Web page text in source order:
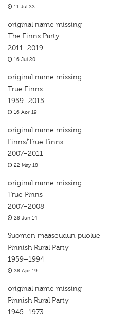
11 Jul 22
original name missing
The Finns Party
2011–2019
16 Jul 20
original name missing
True Finns
1959–2015
16 Apr 19
original name missing
Finns/True Finns
2007–2011
22 May 18
original name missing
True Finns
2007–2008
28 Jun 14
Suomen maaseudun puolue
Finnish Rural Party
1959–1994
28 Apr 19
original name missing
Finnish Rural Party
1945–1973